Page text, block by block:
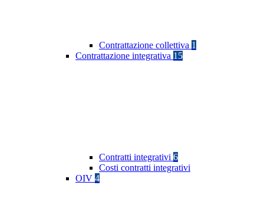
Contrattazione collettiva 1
Contrattazione integrativa 15
Contratti integrativi 6
Costi contratti integrativi
OIV 4